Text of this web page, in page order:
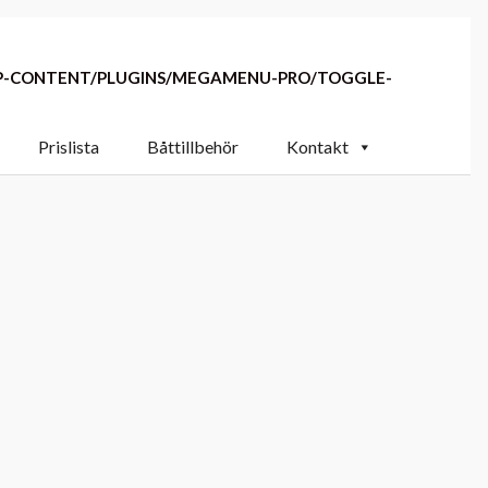
CONTENT/PLUGINS/MEGAMENU-PRO/TOGGLE-
Prislista Båttillbehör Kontakt